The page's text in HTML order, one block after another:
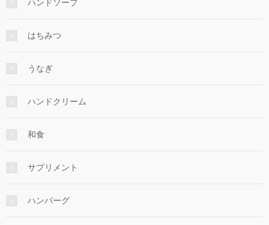
ハンドソープ
はちみつ
うなぎ
ハンドクリーム
和食
サプリメント
ハンバーグ